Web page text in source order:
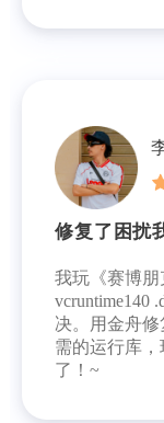
修复了困扰
我玩《赛博朋
vcruntime140
决。用金舟
需的运行库
了！~